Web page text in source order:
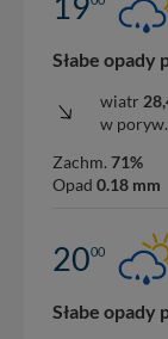
Słabe opady
wiatr
w poryw.
Zachm. 71%
Opad 0.18 mm
2000
Słabe opady
nowo...